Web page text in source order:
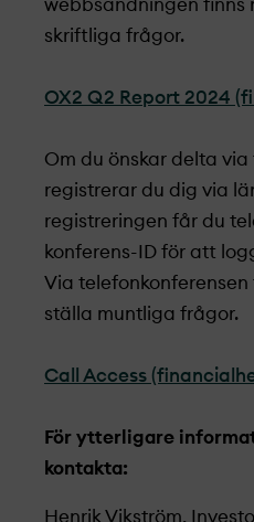
webbsändningen finns
skriftliga frågor.
OX2 Q2 Report 2024
Om du önskar delta
registrerar du dig via
registreringen får du
konferens-ID för att
Via
ställa muntliga frågor.
Call Access
För ytterligare
kontakta:
Henrik Vikström,